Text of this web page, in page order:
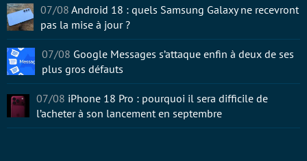
07/08 Android 18 : quels Samsung Galaxy ne recevront
pas la mise à jour ?
07/08 Google Messages s’attaque enfin à deux de ses
plus gros défauts
07/08 iPhone 18 Pro : pourquoi il sera difficile de
l’acheter à son lancement en septembre